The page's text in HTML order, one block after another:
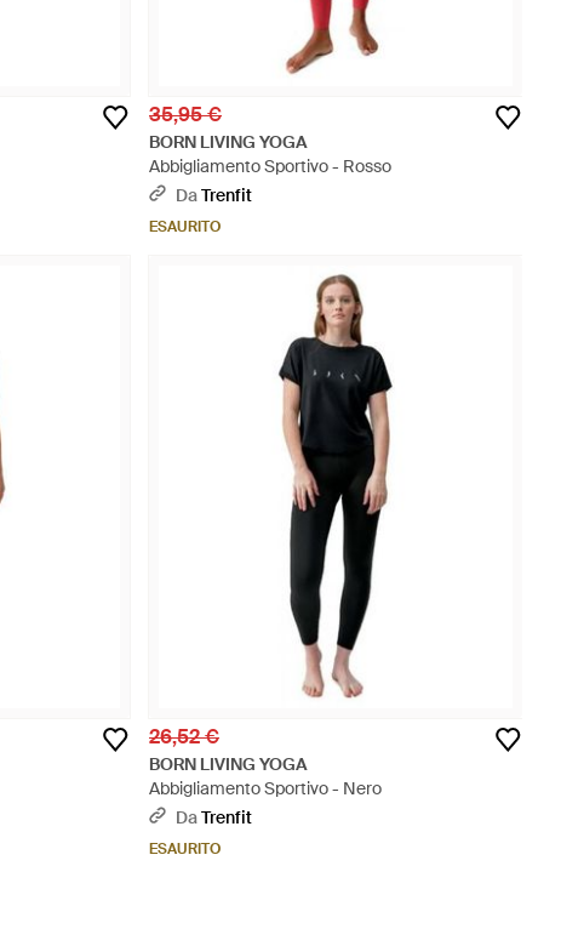
35,95 €
BORN LIVING YOGA
Abbigliamento Sportivo - Rosso
DaTrenfit
ESAURITO
26,52 €
BORN LIVING YOGA
Abbigliamento Sportivo - Nero
DaTrenfit
ESAURITO